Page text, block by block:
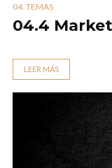
04. TEMAS
04.4
LEER MÁS